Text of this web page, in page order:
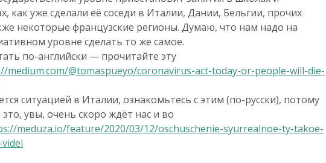
как уже сделали её соседи в Италии, Дании, Бельгии, прочих
некоторые французские регионы. Думаю, что нам надо на
уровне сделать то же самое.
по-английски — прочитайте эту
medium.com/@tomaspueyo/coronavirus-act-today-or-people-will-die-
ситуацией в Италии, ознакомьтесь с этим (по-русски), потому
увы, очень скоро ждёт нас и во
meduza.io/feature/2020/03/12/oschuschenie-syurrealnoe-ty-takoe-